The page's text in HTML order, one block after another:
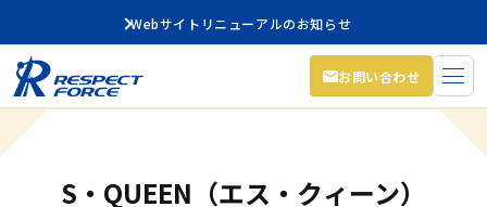
Webサイトリニューアルのお知らせ
お問い合わせ
S・QUEEN（エス・クィーン）